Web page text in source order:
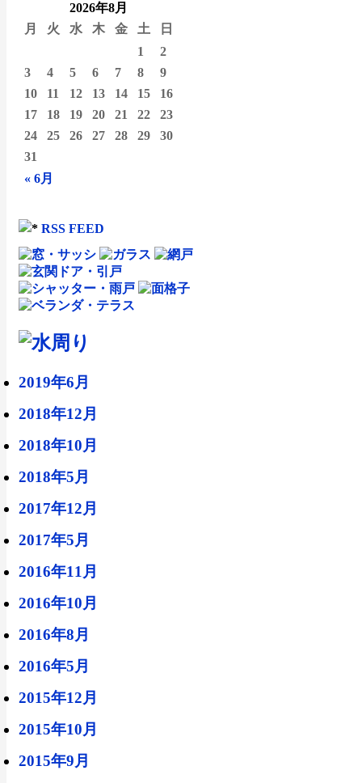
2026年8月
月
火 水 木 金 土 日
« 6月
1
2
3
4 5 6 7 8
9
10
11 12 13 14 15
16
17
18 19 20 21 22
23
24
25 26 27 28 29
30
31
RSS FEED
2019年6月
2018年12月
2018年10月
2018年5月
2017年12月
2017年5月
2016年11月
2016年10月
2016年8月
2016年5月
2015年12月
2015年10月
2015年9月